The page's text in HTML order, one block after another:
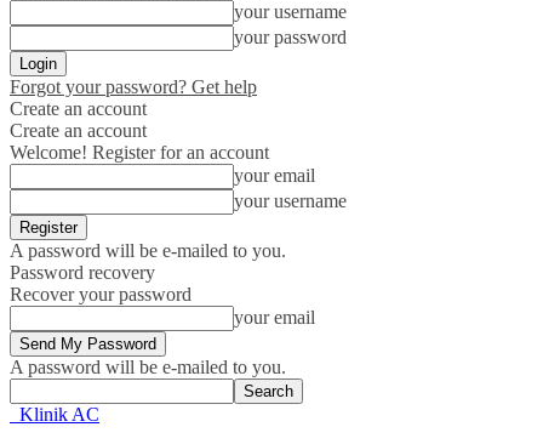
your username
your password
Forgot your password? Get help
Create an account
Create an account
Welcome! Register for an account
your email
your username
A password will be e-mailed to you.
Password recovery
Recover your password
your email
A password will be e-mailed to you.
Klinik AC